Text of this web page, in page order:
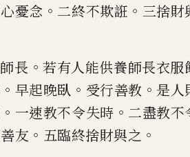
憂念 。 二終不欺誑 。 三捨財
長 。若有人能供養師長衣服
。 早起晚臥 。 受行善教 。 是人
。 一速教不令失時 。 二盡教不
友 。 五臨終捨財與之 。